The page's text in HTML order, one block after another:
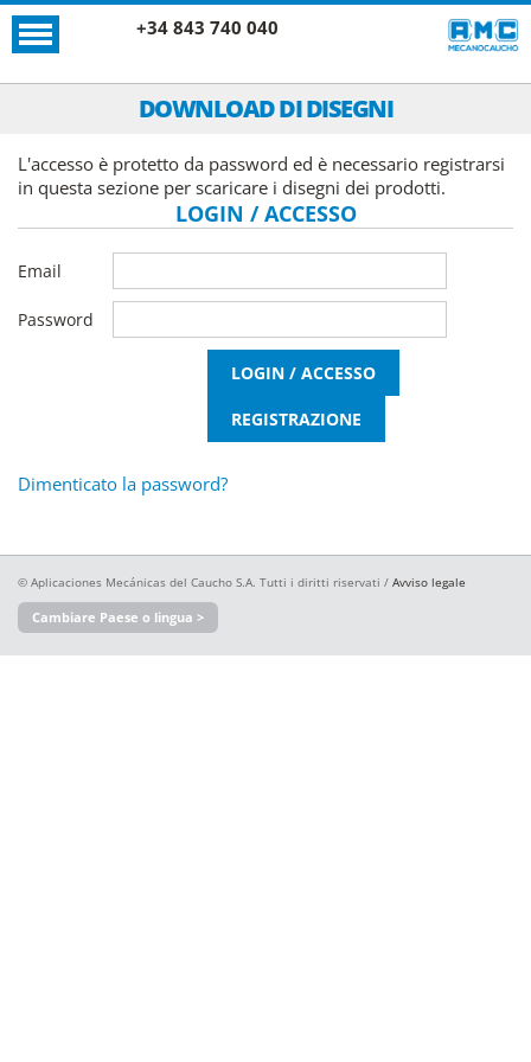
+34 843 740 040
DOWNLOAD DI DISEGNI
L'accesso è protetto da password ed è necessario registrarsi
in questa sezione per scaricare i disegni dei prodotti.
LOGIN / ACCESSO
Email
Password
Dimenticato la password?
© Aplicaciones Mecánicas del Caucho S.A. Tutti i diritti riservati / Avviso legale
Cambiare Paese o lingua >